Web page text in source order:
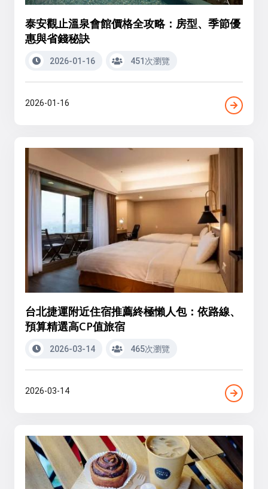
泰安觀止溫泉會館價格全攻略：房型、季節優
惠與省錢秘訣
2026-01-16 451次瀏覽
2026-01-16
台北捷運附近住宿推薦終極懶人包：依路線、
預算精選高CP值旅宿
2026-03-14 465次瀏覽
2026-03-14